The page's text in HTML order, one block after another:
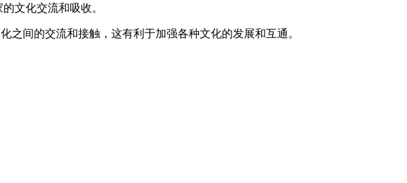
文化交流和吸收。
之间的交流和接触，这有利于加强各种文化的发展和互通。